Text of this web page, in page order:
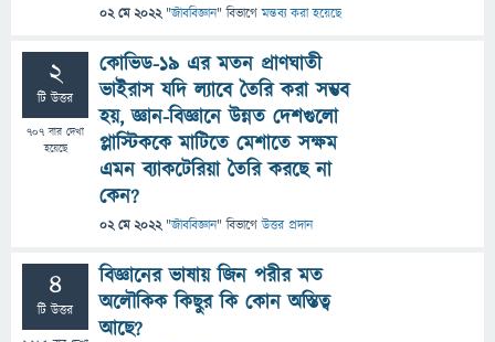
02 মে 2022 "জীববিজ্ঞান" বিভাগে মন্তব্য করা হয়েছে
2
টি উত্তর
707 বার দেখা
হয়েছে
কোভিড-১৯ এর মতন প্রাণঘাতী
ভাইরাস যদি ল্যাবে তৈরি করা সম্ভব
হয়, জ্ঞান-বিজ্ঞানে উন্নত দেশগুলো
প্লাস্টিককে মাটিতে মেশাতে সক্ষম
এমন ব্যাকটেরিয়া তৈরি করছে না
কেন?
02 মে 2022 "জীববিজ্ঞান" বিভাগে উত্তর প্রদান
4
টি উত্তর
বিজ্ঞানের ভাষায় জিন পরীর মত
অলৌকিক কিছুর কি কোন অস্তিত্ব
আছে?